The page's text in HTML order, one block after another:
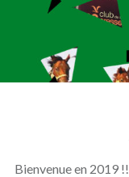
Bienvenue en 2019